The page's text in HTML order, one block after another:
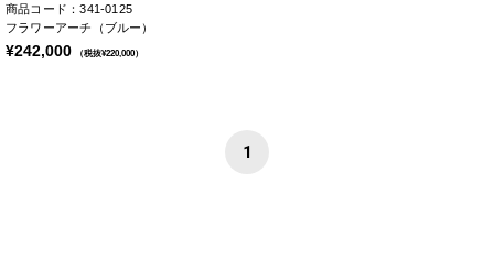
商品コード：341-0125
フラワーアーチ（ブルー）
¥242,000 （税抜¥220,000）
1